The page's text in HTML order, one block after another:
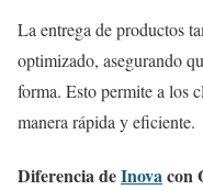
La entrega de productos
optimizado, asegurando
forma. Esto permite a los
manera rápida y eficiente.
Diferencia deInovacon